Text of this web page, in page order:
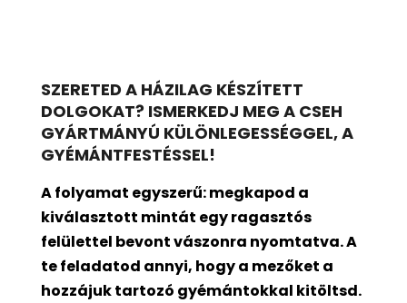
SZERETED A HÁZILAG KÉSZÍTETT
DOLGOKAT? ISMERKEDJ MEG A CSEH
GYÁRTMÁNYÚ KÜLÖNLEGESSÉGGEL, A
GYÉMÁNTFESTÉSSEL!
A folyamat egyszerű: megkapod a
kiválasztott mintát egy ragasztós
felülettel bevontvászonra nyomtatva. A
te feladatod annyi, hogy a mezőket a
hozzájuk tartozó gyémántokkal kitöltsd.